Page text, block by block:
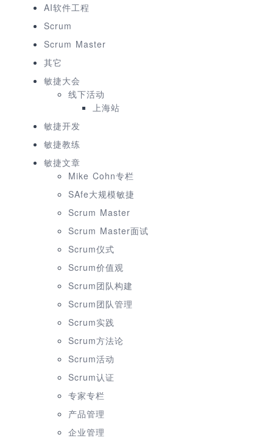
AI软件工程
Scrum
Scrum Master
其它
敏捷大会
线下活动
上海站
敏捷开发
敏捷教练
敏捷文章
Mike Cohn专栏
SAfe大规模敏捷
Scrum Master
Scrum Master面试
Scrum仪式
Scrum价值观
Scrum团队构建
Scrum团队管理
Scrum实践
Scrum方法论
Scrum活动
Scrum认证
专家专栏
产品管理
企业管理